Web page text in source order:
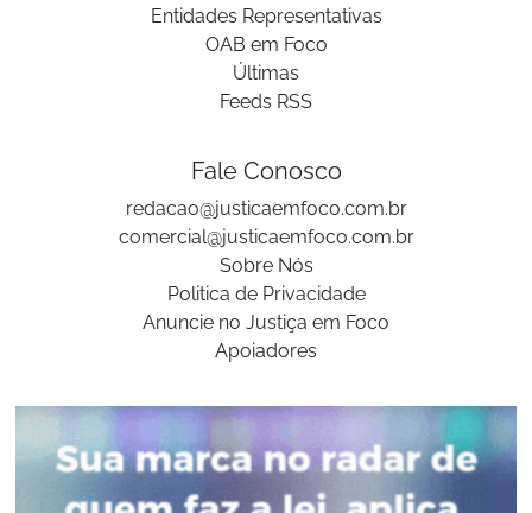
Entidades Representativas
OAB em Foco
Últimas
Feeds RSS
Fale Conosco
redacao@justicaemfoco.com.br
comercial@justicaemfoco.com.br
Sobre Nós
Politica de Privacidade
Anuncie no Justiça em Foco
Apoiadores